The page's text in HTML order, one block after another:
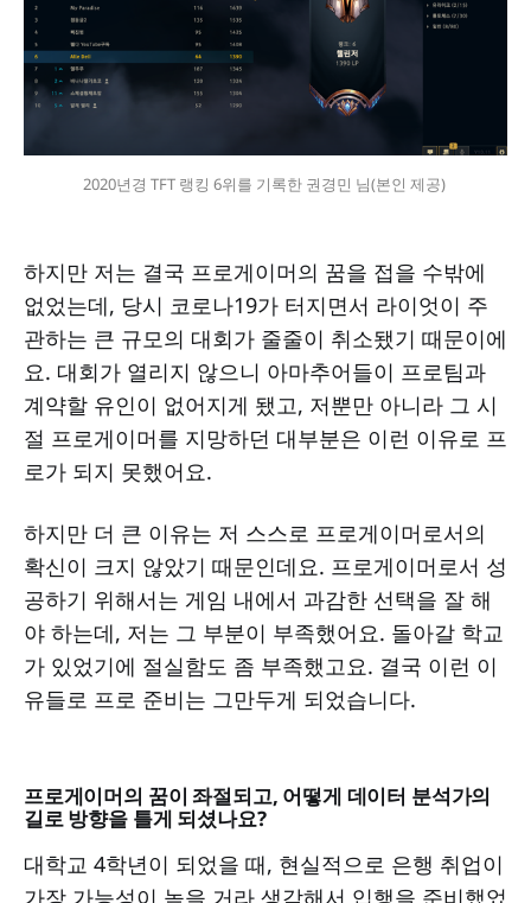
2020년경 TFT 랭킹 6위를 기록한 권경민 님(본인 제공)
하지만 저는 결국 프로게이머의 꿈을 접을 수밖에
없었는데, 당시 코로나19가 터지면서 라이엇이 주
관하는 큰 규모의 대회가 줄줄이 취소됐기 때문이에
요. 대회가 열리지 않으니 아마추어들이 프로팀과
계약할 유인이 없어지게 됐고, 저뿐만 아니라 그 시
절 프로게이머를 지망하던 대부분은 이런 이유로 프
로가 되지 못했어요.
하지만 더 큰 이유는 저 스스로 프로게이머로서의
확신이 크지 않았기 때문인데요. 프로게이머로서 성
공하기 위해서는 게임 내에서 과감한 선택을 잘 해
야 하는데, 저는 그 부분이 부족했어요. 돌아갈 학교
가 있었기에 절실함도 좀 부족했고요. 결국 이런 이
유들로 프로 준비는 그만두게 되었습니다.
프로게이머의 꿈이 좌절되고, 어떻게 데이터 분석가의
길로 방향을 틀게 되셨나요?
대학교 4학년이 되었을 때, 현실적으로 은행 취업이
가장 가능성이 높을 거라 생각해서 입행을 준비했었